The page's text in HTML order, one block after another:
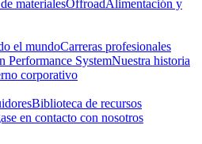
materialesOffroadAlimentación y
el mundoCarreras profesionales
Performance SystemNuestra historia
corporativo
Biblioteca de recursos
en contacto con nosotros